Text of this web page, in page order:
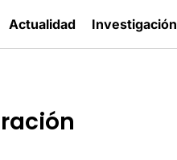
Actualidad Investigación